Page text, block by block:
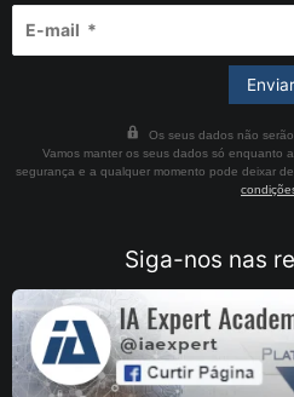
Os seus dados não
Vamos manter os seus dados só enquanto
segurança e a qualquer momento pode deixar
Siga-nos nas